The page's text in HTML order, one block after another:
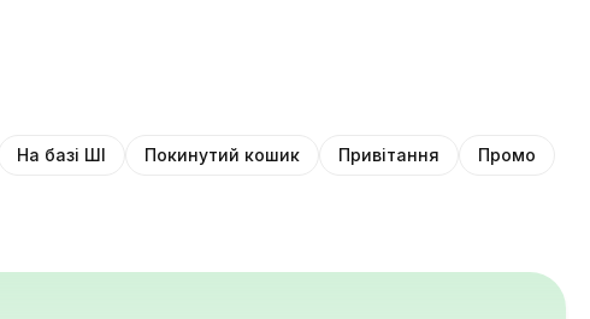
На базі ШІ Покинутий кошик Привітання Промо